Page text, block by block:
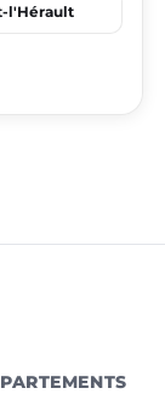
l'Hérault